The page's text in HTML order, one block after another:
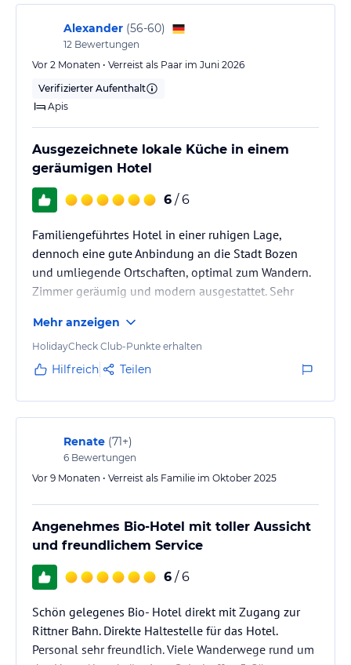
Alexander (56-60)
12 Bewertungen
Vor 2 Monaten • Verreist als Paar im Juni 2026
Verifizierter Aufenthalt
Apis
Ausgezeichnete lokale Küche in einem
geräumigen Hotel
6 / 6
Familiengeführtes Hotel in einer ruhigen Lage,
dennoch eine gute Anbindung an die Stadt Bozen
und umliegende Ortschaften, optimal zum Wandern.
Zimmer geräumig und modern ausgestattet. Sehr
Mehr anzeigen
HolidayCheck Club-Punkte erhalten
Hilfreich Teilen
Renate (71+)
6 Bewertungen
Vor 9 Monaten • Verreist als Familie im Oktober 2025
Angenehmes Bio-Hotel mit toller Aussicht
und freundlichem Service
6 / 6
Schön gelegenes Bio- Hotel direkt mit Zugang zur
Rittner Bahn. Direkte Haltestelle für das Hotel.
Personal sehr freundlich. Viele Wanderwege rund um